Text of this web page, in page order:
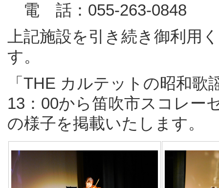
電 話：055-263-0848
上記施設を引き続き御利用
す。
「THE カルテットの昭和
13：00から笛吹市スコレー
の様子を掲載いたします。